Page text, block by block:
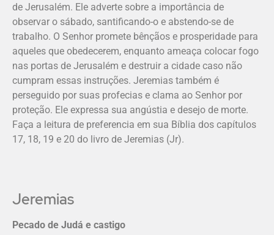
de Jerusalém. Ele adverte sobre a importância de
observar o sábado, santificando-o e abstendo-se de
trabalho. O Senhor promete bênçãos e prosperidade para
aqueles que obedecerem, enquanto ameaça colocar fogo
nas portas de Jerusalém e destruir a cidade caso não
cumpram essas instruções. Jeremias também é
perseguido por suas profecias e clama ao Senhor por
proteção. Ele expressa sua angústia e desejo de morte.
Faça a leitura de preferencia em sua Bíblia dos capítulos
17, 18, 19 e 20 do livro de Jeremias (Jr).
Jeremias
Pecado de Judá e castigo